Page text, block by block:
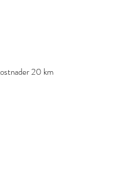
20 km